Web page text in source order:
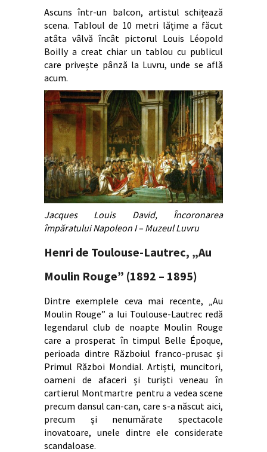
Ascuns într-un balcon, artistul schițează
scena. Tabloul de 10 metri lățime a făcut
atâta vâlvă încât pictorul Louis Léopold
Boilly a creat chiar un tablou cu publicul
care privește pânză la Luvru, unde se află
acum.
Jacques Louis David, Încoronarea
împăratului Napoleon I – Muzeul Luvru
Henri de Toulouse-Lautrec, „Au
Moulin Rouge” (1892 – 1895)
Dintre exemplele ceva mai recente, „Au
Moulin Rouge” a lui Toulouse-Lautrec redă
legendarul club de noapte Moulin Rouge
care a prosperat în timpul Belle Époque,
perioada dintre Războiul franco-prusac și
Primul Război Mondial. Artiști, muncitori,
oameni de afaceri și turiști veneau în
cartierul Montmartre pentru a vedea scene
precum dansul can-can, care s-a născut aici,
precum și nenumărate spectacole
inovatoare, unele dintre ele considerate
scandaloase.